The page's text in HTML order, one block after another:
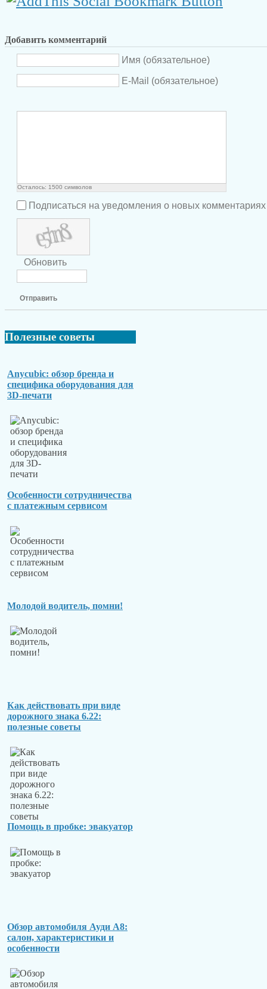
Добавить комментарий
Имя (обязательное)
E-Mail (обязательное)
Осталось: 1500 символов
Подписаться на уведомления о новых комментариях
Обновить
Отправить
Полезные советы
Anycubic: обзор бренда и
специфика оборудования для
3D-печати
Особенности сотрудничества
с платежным сервисом
Молодой водитель, помни!
Как действовать при виде
дорожного знака 6.22:
полезные советы
Помощь в пробке: эвакуатор
Обзор автомобиля Ауди А8:
салон, характеристики и
особенности